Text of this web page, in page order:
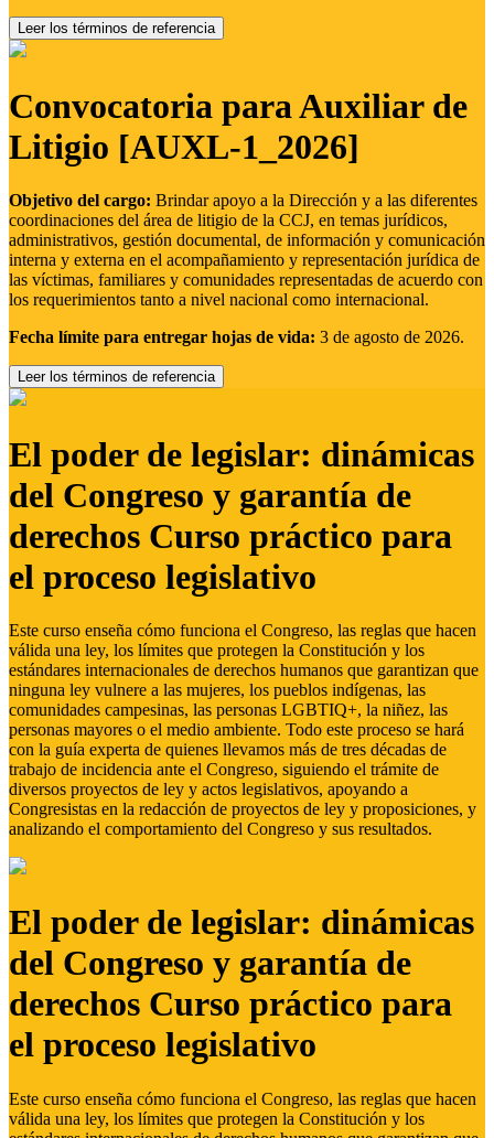
Leer los términos de referencia
Convocatoria para Auxiliar de
Litigio [AUXL-1_2026]
Objetivo del cargo: Brindar apoyo a la Dirección y a las diferentes
coordinaciones del área de litigio de la CCJ, en temas jurídicos,
administrativos, gestión documental, de información y comunicación
interna y externa en el acompañamiento y representación jurídica de
las víctimas, familiares y comunidades representadas de acuerdo con
los requerimientos tanto a nivel nacional como internacional.
Fecha límite para entregar hojas de vida: 3 de agosto de 2026.
Leer los términos de referencia
El poder de legislar: dinámicas
del Congreso y garantía de
derechos Curso práctico para
el proceso legislativo
Este curso enseña cómo funciona el Congreso, las reglas que hacen
válida una ley, los límites que protegen la Constitución y los
estándares internacionales de derechos humanos que garantizan que
ninguna ley vulnere a las mujeres, los pueblos indígenas, las
comunidades campesinas, las personas LGBTIQ+, la niñez, las
personas mayores o el medio ambiente. Todo este proceso se hará
con la guía experta de quienes llevamos más de tres décadas de
trabajo de incidencia ante el Congreso, siguiendo el trámite de
diversos proyectos de ley y actos legislativos, apoyando a
Congresistas en la redacción de proyectos de ley y proposiciones, y
analizando el comportamiento del Congreso y sus resultados.
El poder de legislar: dinámicas
del Congreso y garantía de
derechos Curso práctico para
el proceso legislativo
Este curso enseña cómo funciona el Congreso, las reglas que hacen
válida una ley, los límites que protegen la Constitución y los